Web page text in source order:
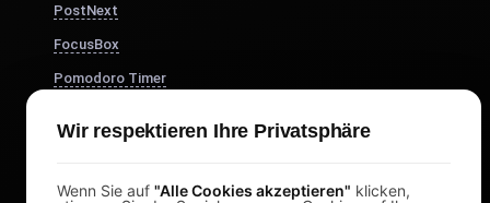
PostNext
FocusBox
Pomodoro Timer
DesignerBox
Wir respektieren Ihre Privatsphäre
Wenn Sie auf "Alle Cookies akzeptieren" klicken,